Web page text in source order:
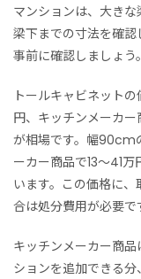
マンションは、大き
梁下までの寸法を確
事前に確認しましょう。
トールキャビネット
円、キッチンメーカー
が相場です。幅90cm
ーカー商品で13〜41
います。この価格に
合は処分費用が必要で
キッチンメーカー商
ションを追加できる